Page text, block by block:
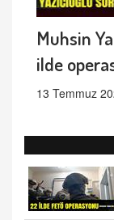
Muhsin
ilde
13 Temmuz